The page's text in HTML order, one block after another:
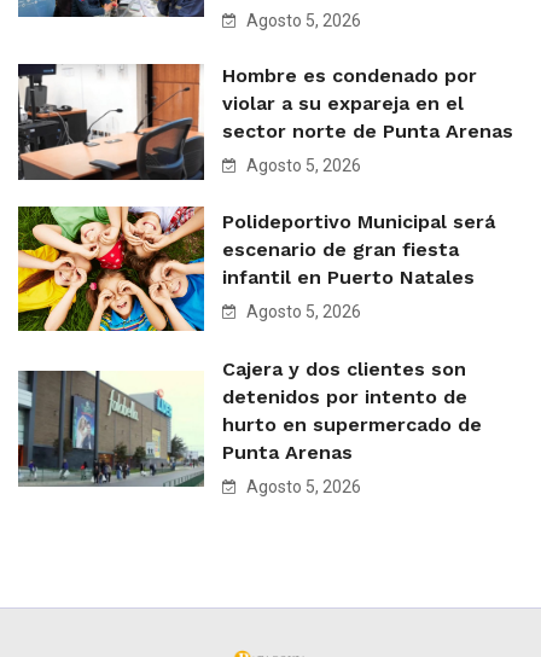
Agosto 5, 2026
Hombre es condenado por
violar a su expareja en el
sector norte de Punta Arenas
Agosto 5, 2026
Polideportivo Municipal será
escenario de gran fiesta
infantil en Puerto Natales
Agosto 5, 2026
Cajera y dos clientes son
detenidos por intento de
hurto en supermercado de
Punta Arenas
Agosto 5, 2026